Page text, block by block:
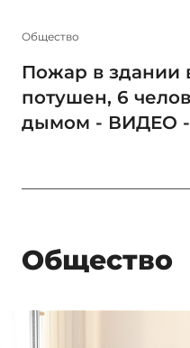
Общество
Пожар в здании
потушен, 6
дымом - ВИДЕО
Общество